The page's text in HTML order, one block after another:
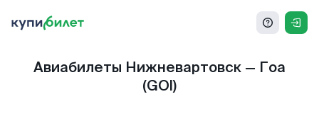
Авиабилеты Нижневартовск — Гоа
(GOI)